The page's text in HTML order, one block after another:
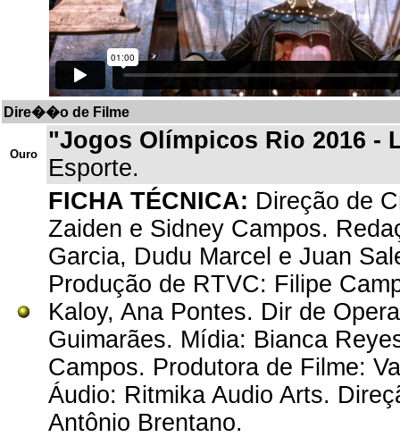
Dire��o de Filme
Ouro
"Jogos Olímpicos Rio 2016 -
Esporte.
FICHA TÉCNICA: Direção de
Zaiden e Sidney Campos.
Garcia, Dudu Marcel e Juan
Produção de RTVC: Filipe
Kaloy, Ana Pontes. Dir de
Guimarães. Mídia: Bianca
Campos. Produtora de Filme:
Áudio: Ritmika Audio Arts.
Antônio Brentano.